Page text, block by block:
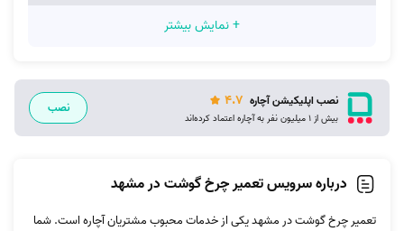
+ نمایش بیشتر
نصب اپلیکیشن آچاره 4.7
بیش از 1 میلیون نفر به آچاره اعتماد کرده‌اند
نصب
درباره سرویس تعمیر چرخ گوشت در مشهد
تعمیر چرخ گوشت در مشهد یکی از خدمات محبوب مشتریان آچاره است. شما